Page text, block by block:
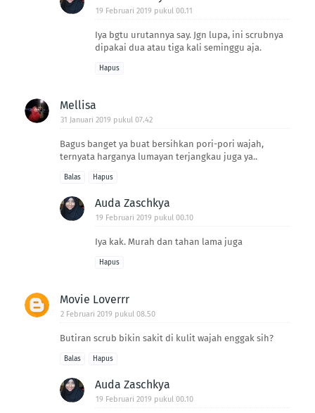
19 Februari 2019 pukul 00.11
Iya bgtu urutannya say. Jgn lupa, ini scrubnya
dipakai dua atau tiga kali seminggu aja.
Hapus
Mellisa
31 Januari 2019 pukul 07.42
Bagus banget ya buat bersihkan pori-pori wajah,
ternyata harganya lumayan terjangkau juga ya..
Balas Hapus
Auda Zaschkya
19 Februari 2019 pukul 00.10
Iya kak. Murah dan tahan lama juga
Hapus
Movie Loverrr
2 Februari 2019 pukul 08.50
Butiran scrub bikin sakit di kulit wajah enggak sih?
Balas Hapus
Auda Zaschkya
19 Februari 2019 pukul 00.10